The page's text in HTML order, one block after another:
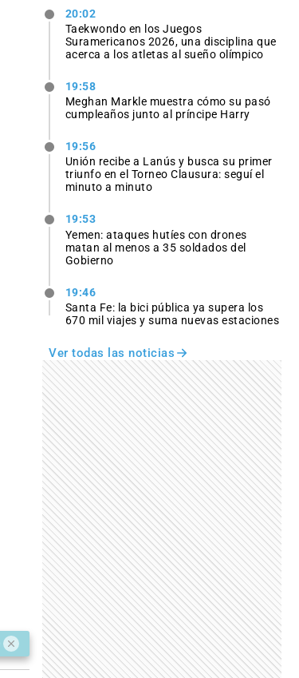
20:02
Taekwondo en los Juegos
Suramericanos 2026, una disciplina que
acerca a los atletas al sueño olímpico
19:58
Meghan Markle muestra cómo su pasó
cumpleaños junto al príncipe Harry
19:56
Unión recibe a Lanús y busca su primer
triunfo en el Torneo Clausura: seguí el
minuto a minuto
19:53
Yemen: ataques hutíes con drones
matan al menos a 35 soldados del
Gobierno
19:46
Santa Fe: la bici pública ya supera los
670 mil viajes y suma nuevas estaciones
Ver todas las noticias